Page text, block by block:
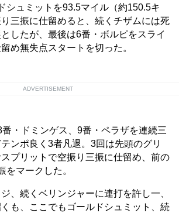
シュミットを93.5マイル（約150.5キ
三振に仕留めると、続くチザムには死
したが、最後は6番・ボルピをスライ
め無失点スタートを切った。
ADVERTISEMENT
・ドミンゲス、9番・ペラザを連続三
ンポ良く3者凡退。3回は先頭のグリ
プリットで空振り三振に仕留め、前の
をマークした。
、続くベリンジャーに連打を許し一、
も、ここでもゴールドシュミット、続